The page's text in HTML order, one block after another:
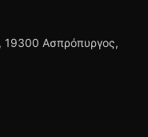
Ασπρόπυργος,